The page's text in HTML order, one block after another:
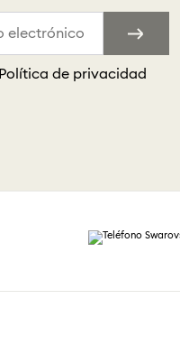
Política de privacidad